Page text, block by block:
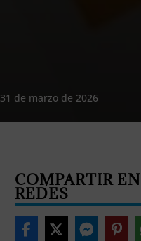
31 de marzo de 2026
COMPARTIR EN
REDES